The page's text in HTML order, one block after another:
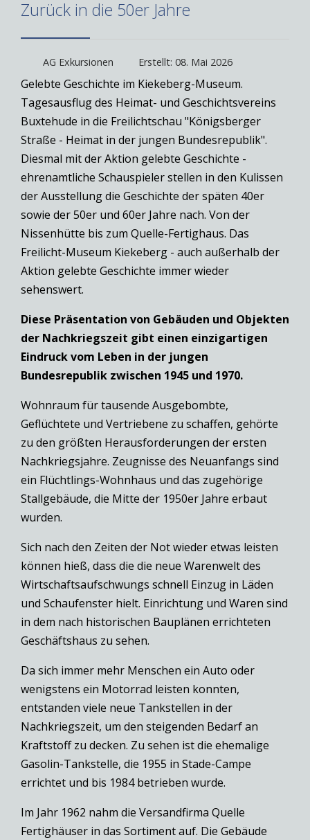
Zurück in die 50er Jahre
AG Exkursionen Erstellt: 08. Mai 2026
Gelebte Geschichte im Kiekeberg-Museum.
Tagesausflug des Heimat- und Geschichtsvereins
Buxtehude in die Freilichtschau "Königsberger
Straße - Heimat in der jungen Bundesrepublik".
Diesmal mit der Aktion gelebte Geschichte -
ehrenamtliche Schauspieler stellen in den Kulissen
der Ausstellung die Geschichte der späten 40er
sowie der 50er und 60er Jahre nach. Von der
Nissenhütte bis zum Quelle-Fertighaus. Das
Freilicht-Museum Kiekeberg - auch außerhalb der
Aktion gelebte Geschichte immer wieder
sehenswert.
Diese Präsentation von Gebäuden und Objekten
der Nachkriegszeit gibt einen einzigartigen
Eindruck vom Leben in der jungen
Bundesrepublik zwischen 1945 und 1970.
Wohnraum für tausende Ausgebombte,
Geflüchtete und Vertriebene zu schaffen, gehörte
zu den größten Herausforderungen der ersten
Nachkriegsjahre. Zeugnisse des Neuanfangs sind
ein Flüchtlings-Wohnhaus und das zugehörige
Stallgebäude, die Mitte der 1950er Jahre erbaut
wurden.
Sich nach den Zeiten der Not wieder etwas leisten
können hieß, dass die die neue Warenwelt des
Wirtschaftsaufschwungs schnell Einzug in Läden
und Schaufenster hielt. Einrichtung und Waren sind
in dem nach historischen Bauplänen errichteten
Geschäftshaus zu sehen.
Da sich immer mehr Menschen ein Auto oder
wenigstens ein Motorrad leisten konnten,
entstanden viele neue Tankstellen in der
Nachkriegszeit, um den steigenden Bedarf an
Kraftstoff zu decken. Zu sehen ist die ehemalige
Gasolin-Tankstelle, die 1955 in Stade-Campe
errichtet und bis 1984 betrieben wurde.
Im Jahr 1962 nahm die Versandfirma Quelle
Fertighäuser in das Sortiment auf. Die Gebäude